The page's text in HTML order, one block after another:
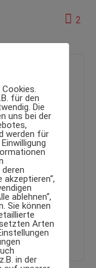
2
Community mit
Fitness Studio,
auf deinem
Body und
nächste Stufe
bis hin zum
für den
Die
uns bei der
werden für
akzeptieren“,
ablehnen“,
Sie können
Arten
in der